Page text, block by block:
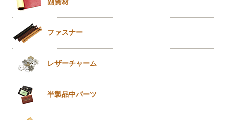
ファスナー
レザーチャーム
半製品中パーツ